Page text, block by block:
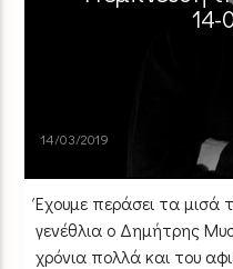
14-
14/03/2019
Έχουμε περάσει τα μισά
γενέθλια ο Δημήτρης
χρόνια πολλά και του